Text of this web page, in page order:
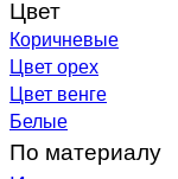
Цвет
Коричневые
Цвет орех
Цвет венге
Белые
По материалу